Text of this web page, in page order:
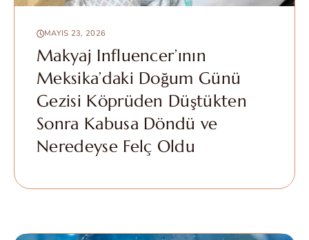
MAYIS 23, 2026
Makyaj Influencer’ının
Meksika’daki Doğum Günü
Gezisi Köprüden Düştükten
Sonra Kabusa Döndü ve
Neredeyse Felç Oldu